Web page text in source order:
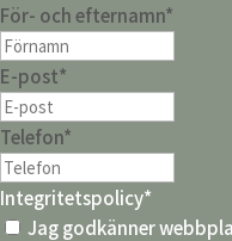
För- och efternamn*
E-post*
Telefon*
Integritetspolicy*
Jag godkänner